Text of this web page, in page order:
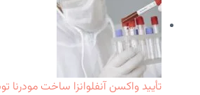
تأیید واکسن آنفلوانزا ساخت مودرنا